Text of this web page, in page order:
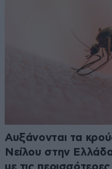
Αυξάνονται τα
Νείλου στην